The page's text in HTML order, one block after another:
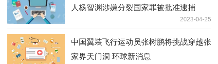
人杨智渊涉嫌分裂国家罪被批准逮捕
2023-04-25
中国翼装飞行运动员张树鹏将挑战穿越张
家界天门洞 环球新消息